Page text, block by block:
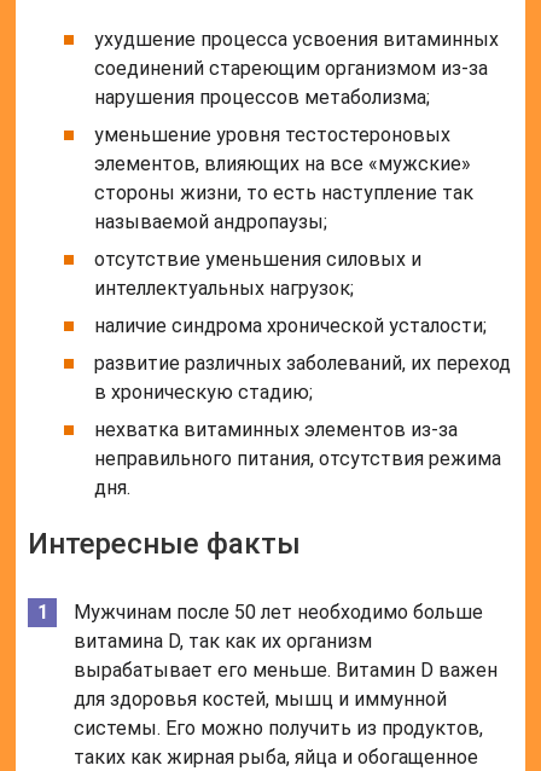
ухудшение процесса усвоения витаминных
соединений стареющим организмом из-за
нарушения процессов метаболизма;
уменьшение уровня тестостероновых
элементов, влияющих на все «мужские»
стороны жизни, то есть наступление так
называемой андропаузы;
отсутствие уменьшения силовых и
интеллектуальных нагрузок;
наличие синдрома хронической усталости;
развитие различных заболеваний, их переход
в хроническую стадию;
нехватка витаминных элементов из-за
неправильного питания, отсутствия режима
дня.
Интересные факты
Мужчинам после 50 лет необходимо больше
витамина D, так как их организм
вырабатывает его меньше. Витамин D важен
для здоровья костей, мышц и иммунной
системы. Его можно получить из продуктов,
таких как жирная рыба, яйца и обогащенное